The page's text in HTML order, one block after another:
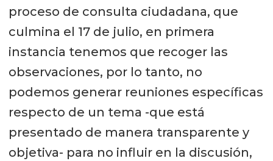
proceso de consulta ciudadana, que
culmina el 17 de julio, en primera
instancia tenemos que recoger las
observaciones, por lo tanto, no
podemos generar reuniones específicas
respecto de un tema -que está
presentado de manera transparente y
objetiva- para no influir en la discusión,